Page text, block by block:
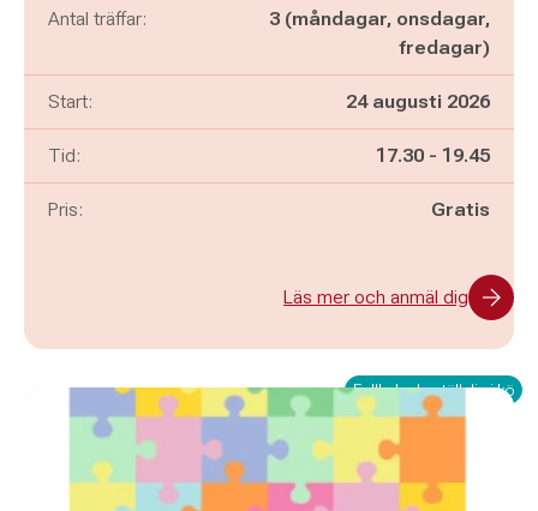
Antal träffar:
3 (måndagar, onsdagar,
fredagar)
Start: 24 augusti 2026
Tid: Pågår mellan
17.30 - och
19.45
Pris: Gratis
Läs mer och anmäl dig
Fullbokad - ställ dig i kö